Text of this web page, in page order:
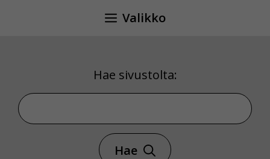
Valikko
Hae sivustolta:
Hae sivustolta
Hae